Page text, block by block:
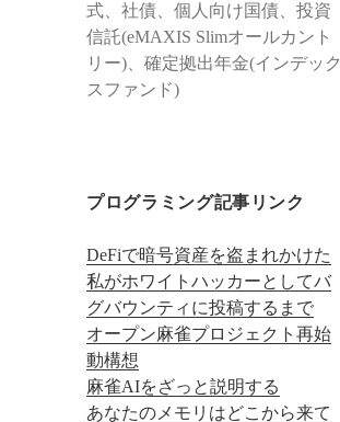
式、社債、個人向け国債、投資
信託(eMAXIS Slimオールカント
リー)、確定拠出年金(インデック
スファンド)
プログラミング記事リンク
DeFiで暗号資産を盗まれかけた
私がホワイトハッカーとしてバ
グバウンティに投稿するまで
オープン麻雀プロジェクト再始
動構想
麻雀AIをざっと説明する
あなたのメモリはどこから来て